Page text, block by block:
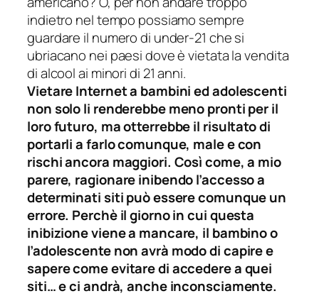
indietro nel tempo possiamo sempre
guardare il numero di under-21 che si
ubriacano nei paesi dove è vietata la vendita
di alcool ai minori di 21 anni.
Vietare Internet a bambini ed adolescenti
non solo li renderebbe meno pronti per il
loro futuro, ma otterrebbe il risultato di
portarli a farlo comunque, male e con
rischi ancora maggiori. Così come, a mio
parere, ragionare inibendo l’accesso a
determinati siti può essere comunque un
errore. Perchè il giorno in cui questa
inibizione viene a mancare, il bambino o
l’adolescente non avrà modo di capire e
sapere come evitare di accedere a quei
siti… e ci andrà, anche inconsciamente.